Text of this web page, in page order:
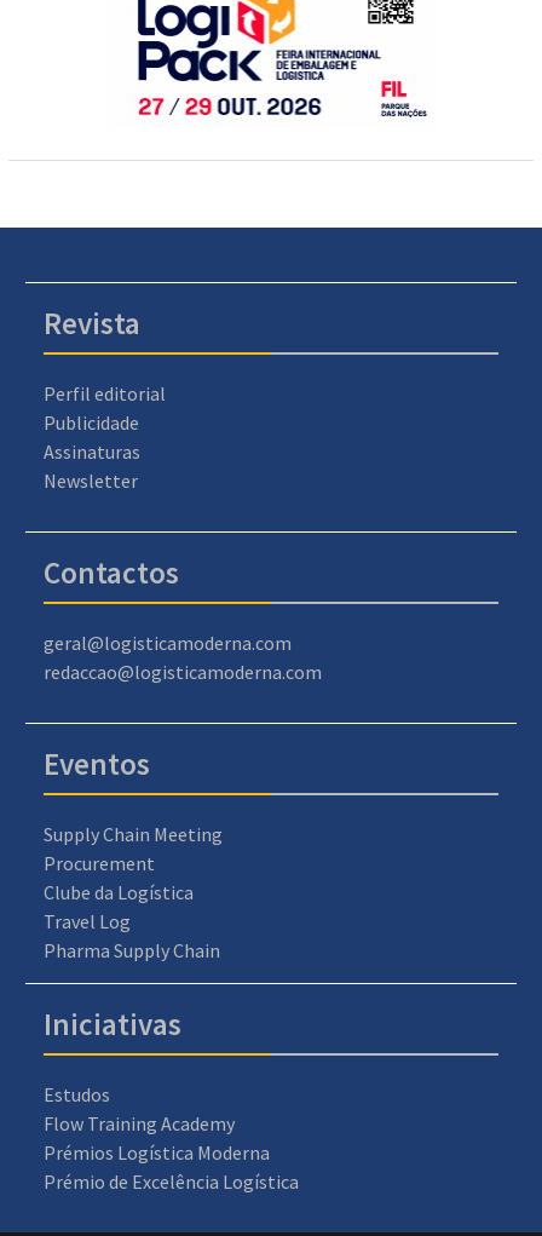
Revista
Perfil editorial
Publicidade
Assinaturas
Newsletter
Contactos
geral@logisticamoderna.com
redaccao@logisticamoderna.com
Eventos
Supply Chain Meeting
Procurement
Clube da Logística
Travel Log
Pharma Supply Chain
Iniciativas
Estudos
Flow Training Academy
Prémios Logística Moderna
Prémio de Excelência Logística